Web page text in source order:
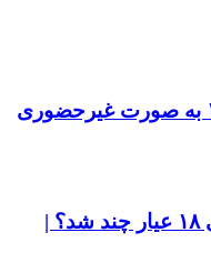
امکان خرید ارز اربعین ۱۴۰۴ به صورت غیرحضوری
سکه کانال عوض کرد؛ طلای ۱۸ عیار چند شد؟ |